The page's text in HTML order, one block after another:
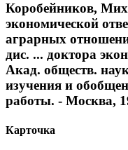
Коробейников,
экономической
аграрных
дис. ... доктора
Акад. обществ.
изучения и
работы. - Москва,
Карточка